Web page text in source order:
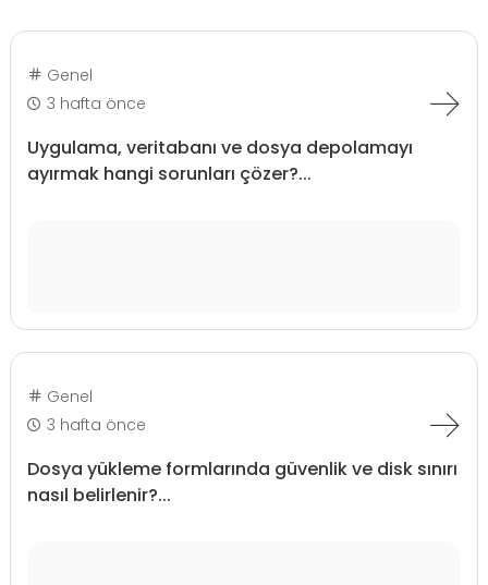
Genel
3 hafta önce
Uygulama, veritabanı ve dosya depolamayı
ayırmak hangi sorunları çözer?...
Genel
3 hafta önce
Dosya yükleme formlarında güvenlik ve disk sınırı
nasıl belirlenir?...